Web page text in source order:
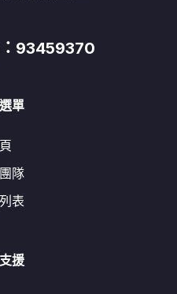
93459370
單
隊
表
援